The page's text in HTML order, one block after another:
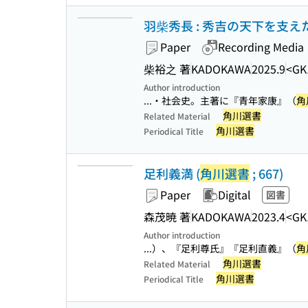
羽柴秀長 : 秀吉の天下を支え
Paper
Recording Media
柴裕之 著KADOKAWA2025.9
Author introduction
...・社会史。主著に『青年家康』（
Related Material 角川選書
Periodical Title 角川選書
足利義満 (角川選書 ; 667)
Paper Digital 図書
森茂暁 著KADOKAWA2023.4
Author introduction
...）、『足利尊氏』『足利直義』（
Related Material 角川選書
Periodical Title 角川選書